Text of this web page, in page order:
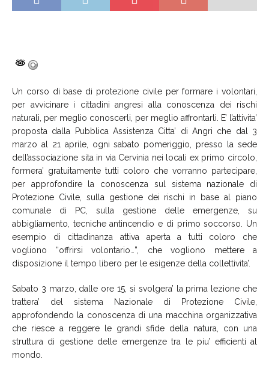
Un corso di base di protezione civile per formare i volontari,
per avvicinare i cittadini angresi alla conoscenza dei rischi
naturali, per meglio conoscerli, per meglio affrontarli. E’ l’attivita’
proposta dalla Pubblica Assistenza Citta’ di Angri che dal 3
marzo al 21 aprile, ogni sabato pomeriggio, presso la sede
dell’associazione sita in via Cervinia nei locali ex primo circolo,
formera’ gratuitamente tutti coloro che vorranno partecipare,
per approfondire la conoscenza sul sistema nazionale di
Protezione Civile, sulla gestione dei rischi in base al piano
comunale di PC, sulla gestione delle emergenze, su
abbigliamento, tecniche antincendio e di primo soccorso. Un
esempio di cittadinanza attiva aperta a tutti coloro che
vogliono “offrirsi volontario…”, che vogliono mettere a
disposizione il tempo libero per le esigenze della collettivita’.
Sabato 3 marzo, dalle ore 15, si svolgera’ la prima lezione che
trattera’ del sistema Nazionale di Protezione Civile,
approfondendo la conoscenza di una macchina organizzativa
che riesce a reggere le grandi sfide della natura, con una
struttura di gestione delle emergenze tra le piu’ efficienti al
mondo.